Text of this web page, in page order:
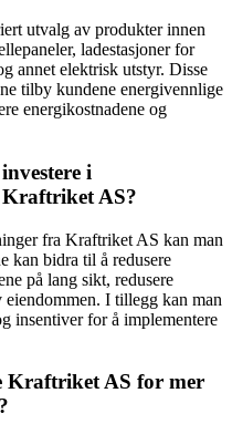
utvalg av produkter innen
ladestasjoner for
annet elektrisk utstyr. Disse
tilby kundene energivennlige
energikostnadene og
i
Kraftriket AS?
fra Kraftriket AS kan man
kan bidra til å redusere
på lang sikt, redusere
I tillegg kan man
insentiver for å implementere
Kraftriket AS for mer